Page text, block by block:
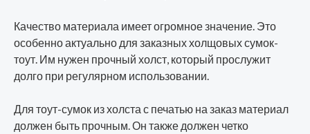
Качество материала имеет огромное значение. Это
особенно актуально для заказных холщовых сумок-
тоут. Им нужен прочный холст, который прослужит
долго при регулярном использовании.
Для тоут-сумок из холста с печатью на заказ материал
должен быть прочным. Он также должен четко